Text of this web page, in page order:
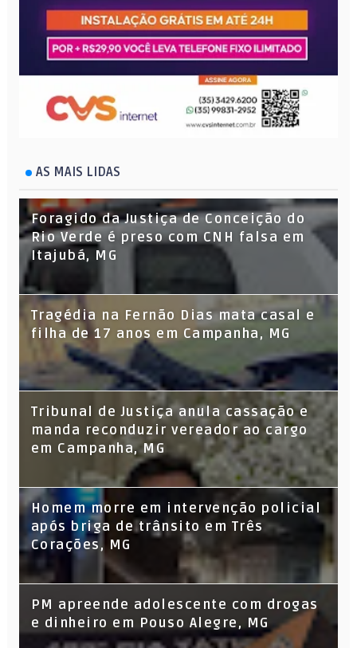
AS MAIS LIDAS
Foragido da Justiça de Conceição do
Rio Verde é preso com CNH falsa em
Itajubá, MG
Tragédia na Fernão Dias mata casal e
filha de 17 anos em Campanha, MG
Tribunal de Justiça anula cassação e
manda reconduzir vereador ao cargo
em Campanha, MG
Homem morre em intervenção policial
após briga de trânsito em Três
Corações, MG
PM apreende adolescente com drogas
e dinheiro em Pouso Alegre, MG